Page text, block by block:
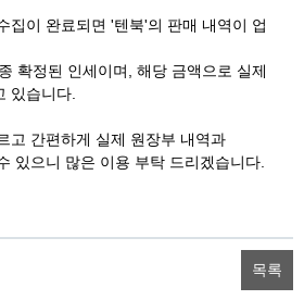
집이 완료되면 '텐북'의 판매 내역이 업
확정된 인세이며, 해당 금액으로 실제
있습니다.
고 간편하게 실제 원장부 내역과
있으니 많은 이용 부탁 드리겠습니다.
목록